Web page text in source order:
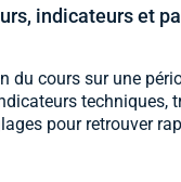
indicateurs et
du cours sur une
techniques,
pour retrouver